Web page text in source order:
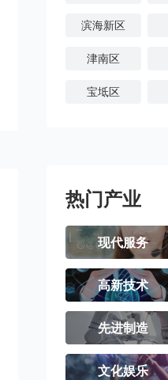
滨海新区
津南区
宝坻区
热门产业
现代服务
高新技术
先进制造
文化娱乐